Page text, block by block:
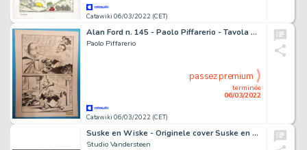
Catawiki 06/03/2022 (CET)
Alan Ford n. 145 - Paolo Piffarerio - Tavola Originale "Il nemico pubblico Numero Uno" - Page volante - Exemplaire unique - (1981)
Paolo Piffarerio
Catawiki 06/03/2022 (CET)
terminée
06/03/2022
passez premium
Suske en Wiske - Originele cover Suske en Wiske pocket 31 - collage Parel in de Lotusbloen + Sterrenplukkers + Belhamel-bende - (2012)
Studio Vandersteen